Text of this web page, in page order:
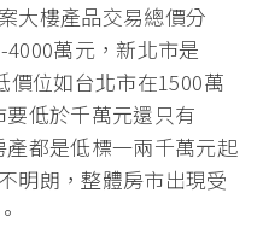
大樓產品交易總價分
萬元，新北市是
價位如台北市在1500萬
低於千萬元還只有
都是低標一兩千萬元起
明朗，整體房市出現受